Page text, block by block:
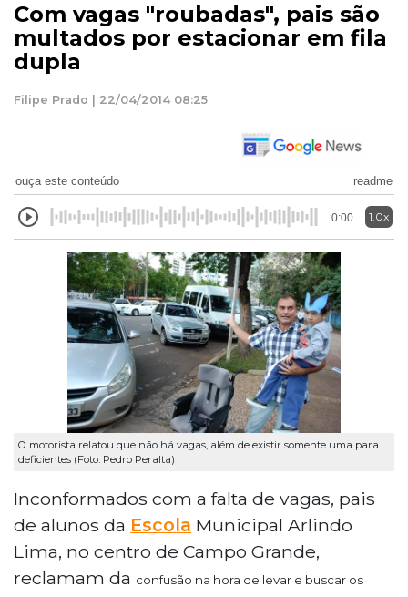
Com vagas "roubadas", pais são
multados por estacionar em fila
dupla
Filipe Prado | 22/04/2014 08:25
ouça este conteúdo readme
0:00 1.0x
O motorista relatou que não há vagas, além de existir somente uma para
deficientes (Foto: Pedro Peralta)
Inconformados com a falta de vagas, pais
de alunos da Escola Municipal Arlindo
Lima, no centro de Campo Grande,
reclamam da confusão na hora de levar e buscar os